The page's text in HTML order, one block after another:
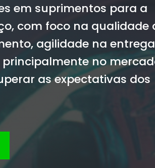
em suprimentos para a
com foco na qualidade
agilidade na
no
as expectativas dos